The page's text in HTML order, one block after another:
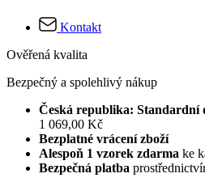
Kontakt
Ověřená kvalita
Bezpečný a spolehlivý nákup
Česká republika: Standardní
1 069,00 Kč
Bezplatné vrácení zboží
Alespoň 1 vzorek zdarma ke
Bezpečná platba